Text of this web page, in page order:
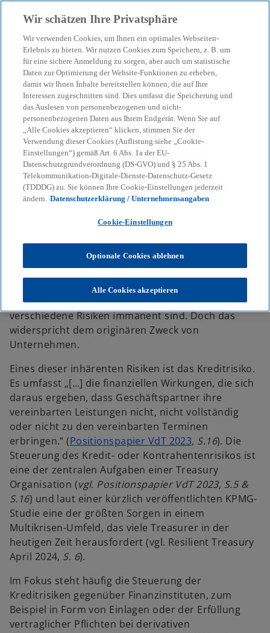
menu search
Chancen und
Herausforderungen
bei der Prognose von
Kreditausfallwahrscheinlichkeiten
KPMG Themen
Business Performance & Resilienz
Chancen und Herausforderungen
„Ein Schiff ist im Hafen sicher, doch dafür werden
Schiffe nicht gebaut“ ist ein Zitat, das dem
amerikanischen Schriftsteller und Autor John
August Shedd zugeschrieben wird. Analog dazu sind
auch Unternehmen am sichersten, wenn sie keiner
unternehmerischen Tätigkeit nachgehen, denen
verschiedene Risiken immanent sind. Doch das
widerspricht dem originären Zweck von
Unternehmen.
Eines dieser inhärenten Risiken ist das Kreditrisiko.
Es umfasst „[…] die finanziellen Wirkungen, die sich
daraus ergeben, dass Geschäftspartner ihre
vereinbarten Leistungen nicht, nicht vollständig
oder nicht zu den vereinbarten Terminen
erbringen.“ (Positionspapier VdT 2023w
i
r
d
i
n
e
i
r
n
e
, S.16). Die
Steuerung des Kredit- oder Kontrahentenrisikos ist
eine der zentralen Aufgaben einer Treasury
Organisation (vgl. Positionspapier VdT 2023, S.5 &
S.16) und laut einer kürzlich veröffentlichten KPMG-
Studie eine der größten Sorgen in einem
Multikrisen-Umfeld, das viele Treasurer in der
heutigen Zeit herausfordert (vgl. Resilient Treasury
April 2024, S. 6).
Im Fokus steht häufig die Steuerung der
Kreditrisiken gegenüber Finanzinstituten, zum
Beispiel in Form von Einlagen oder der Erfüllung
vertraglicher Pflichten bei derivativen
Wir schätzen Ihre Privatsphäre
Wir verwenden Cookies, um Ihnen ein optimales Webseiten-
Erlebnis zu bieten. Wir nutzen Cookies zum Speichern, z. B. um
für eine sichere Anmeldung zu sorgen, aber auch um statistische
Daten zur Optimierung der Website-Funktionen zu erheben,
damit wir Ihnen Inhalte bereitstellen können, die auf Ihre
Interessen zugeschnitten sind. Dies umfasst die Speicherung und
das Auslesen von personenbezogenen und nicht-
personenbezogenen Daten aus Ihrem Endgerät. Wenn Sie auf
„Alle Cookies akzeptieren“ klicken, stimmen Sie der
Verwendung dieser Cookies (Auflistung siehe „Cookie-
Einstellungen“) gemäß Art. 6 Abs. 1a der EU-
Datenschutzgrundverordnung (DS-GVO) und § 25 Abs. 1
Telekommunikation-Digitale-Dienste-Datenschutz-Gesetz
(TDDDG) zu. Sie können Ihre Cookie-Einstellungen jederzeit
ändern. Datenschutzerklärung / Unternehmensangaben
Cookie-Einstellungen
Optionale Cookies ablehnen
Alle Cookies akzeptieren